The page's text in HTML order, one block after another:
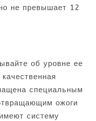
не превышает 12
об уровне ее
специальным
ожоги
систему